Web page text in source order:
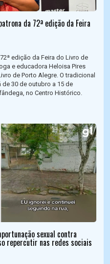
da 72ª edição da Feira
edição da Feira do Livro de
e educadora Heloisa Pires
de Porto Alegre. O tradicional
30 de outubro a 15 de
no Centro Histórico.
sexual contra
repercutir nas redes sociais